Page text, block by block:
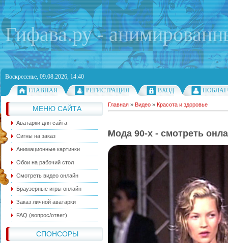
Гифава.ру -
Воскресенье, 09.08.2026, 14:40
ГЛАВНАЯ
РЕГИСТРАЦИЯ ВХОД
МЕНЮ САЙТА
Аватарки для сайта
Сигны на заказ
Анимационные картинки
Обои на рабочий стол
Смотреть видео онлайн
Браузерные игры онлайн
Заказ личной аватарки
FAQ (вопрос/ответ)
СПОНСОРЫ
Главная » Видео » Красота и здоровье
Мода 90-х - смотреть